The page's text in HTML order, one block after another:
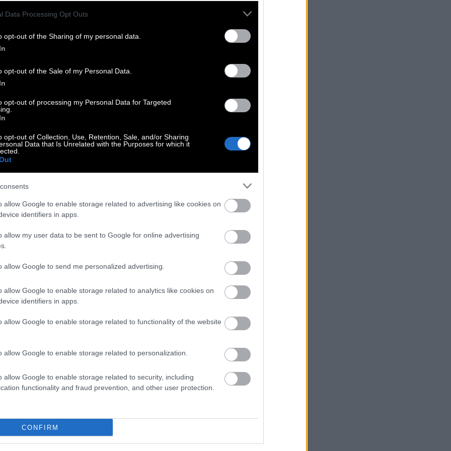
Data Processing Opt Outs
opt-out of the Sharing of my personal data.
opt-out of the Sale of my Personal Data.
opt-out of processing my Personal Data for Targeted
opt-out of Collection, Use, Retention, Sale, and/or Sharing
Data that Is Unrelated with the Purposes for which it
allow Google to enable storage related to advertising like cookies on
identifiers in apps.
allow my user data to be sent to Google for online advertising
allow Google to send me personalized advertising.
allow Google to enable storage related to analytics like cookies on
identifiers in apps.
allow Google to enable storage related to functionality of the website
allow Google to enable storage related to personalization.
allow Google to enable storage related to security, including
functionality and fraud prevention, and other user protection.
CONFIRM
έχει αποκτήσει νέο ορισμό:
απτού, προσωπικού μεταγενέστερου
οι παλαιότεροι —και θα έχουν απόλυτο
η γενική αντίληψη της έννοιας της
ορισμό της: τη θυσία για χάρη αυτού που
κερδίσει χρόνο· για να βιώσει μαζί με τον
μας για να θυμόμαστε, όταν θα αναδυθούν οι
πώς ξόδεψα τη ζωή μου;» ή το
Ή μήπως μια πράξη; Μια επαναστατική
Και όμως, υπάρχει «θεσμικός» τρόπος αλλαγής του εκλογικού
νόμου!
άνθρωπος, αλλά έχω υπάρξει κακοποιητικός»